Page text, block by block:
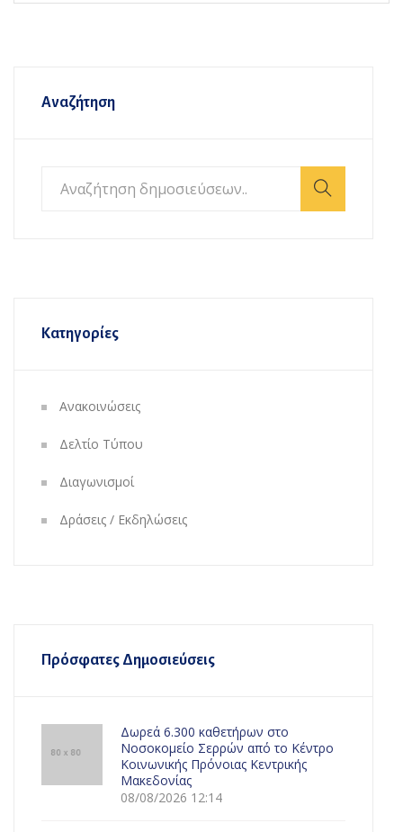
Αναζήτηση
Κατηγορίες
Ανακοινώσεις
Δελτίο Τύπου
Διαγωνισμοί
Δράσεις / Εκδηλώσεις
Πρόσφατες Δημοσιεύσεις
Δωρεά 6.300 καθετήρων στο
Νοσοκομείο Σερρών από το Κέντρο
Κοινωνικής Πρόνοιας Κεντρικής
Μακεδονίας
08/08/2026 12:14